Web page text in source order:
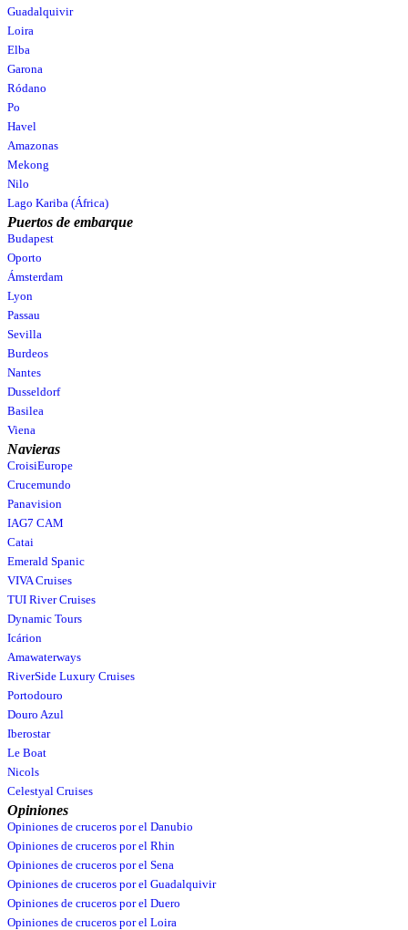
Guadalquivir
Loira
Elba
Garona
Ródano
Po
Havel
Amazonas
Mekong
Nilo
Lago Kariba (África)
Puertos de embarque
Budapest
Oporto
Ámsterdam
Lyon
Passau
Sevilla
Burdeos
Nantes
Dusseldorf
Basilea
Viena
Navieras
CroisiEurope
Crucemundo
Panavision
IAG7 CAM
Catai
Emerald Spanic
VIVA Cruises
TUI River Cruises
Dynamic Tours
Icárion
Amawaterways
RiverSide Luxury Cruises
Portodouro
Douro Azul
Iberostar
Le Boat
Nicols
Celestyal Cruises
Opiniones
Opiniones de cruceros por el Danubio
Opiniones de cruceros por el Rhin
Opiniones de cruceros por el Sena
Opiniones de cruceros por el Guadalquivir
Opiniones de cruceros por el Duero
Opiniones de cruceros por el Loira